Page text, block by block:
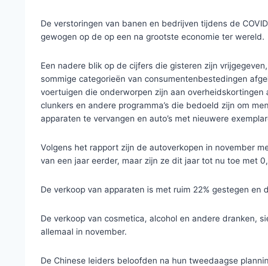
De verstoringen van banen en bedrijven tijdens de
gewogen op de op een na grootste economie ter wereld.
Een nadere blik op de cijfers die gisteren zijn
sommige categorieën van consumentenbestedingen
voertuigen die onderworpen zijn aan
clunkers en andere programma’s die bedoeld zijn om
apparaten te vervangen en auto’s met nieuwere
Volgens het rapport zijn de autoverkopen in november
van een jaar eerder, maar zijn ze dit jaar tot nu toe met
De verkoop van apparaten is met ruim 22% gestegen en
De verkoop van cosmetica, alcohol en andere dranken,
allemaal in november.
De Chinese leiders beloofden na hun tweedaagse